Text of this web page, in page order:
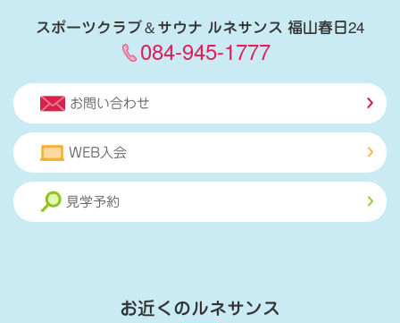
スポーツクラブ＆サウナ ルネサンス 福山春日24
084-945-1777
お問い合わせ
WEB入会
見学予約
お近くのルネサンス